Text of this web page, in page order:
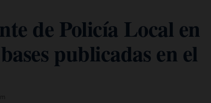
de Policía Local en
publicadas en el